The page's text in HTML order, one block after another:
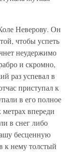
Неверову. Он
чтобы успеть
неудержимо
и скромно,
раз успевал в
приступал к
в его полное
впереди
в снег либо
бесценную
к нему толстый